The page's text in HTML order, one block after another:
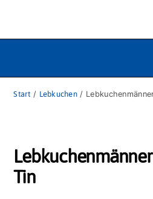
Start / Lebkuchen/
Tin